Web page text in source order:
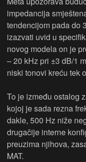
impedancija
tendencijom pada do
izazvati uvid u
novog modela on je
– 20 kHz pri ±3 dB/1
niski tonovi kreću tek
To je između ostalog
kojoj je sada rezna
dakle, 500 Hz niže
drugačije interne
preuzima njihova,
MAT.